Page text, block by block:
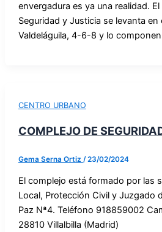
envergadura es ya una realidad.
Seguridad y Justicia se levanta en
Valdeláguila, 4-6-8 y lo
CENTRO URBANO
COMPLEJO DE
Gema Serna Ortiz /23/02/2024
El complejo está formado por las
Local, Protección Civil y Juzgado
Paz Nª4. Teléfono 918859002
28810 Villalbilla (Madrid)